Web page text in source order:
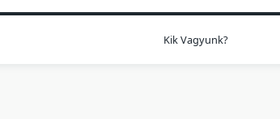
Kik Vagyunk?